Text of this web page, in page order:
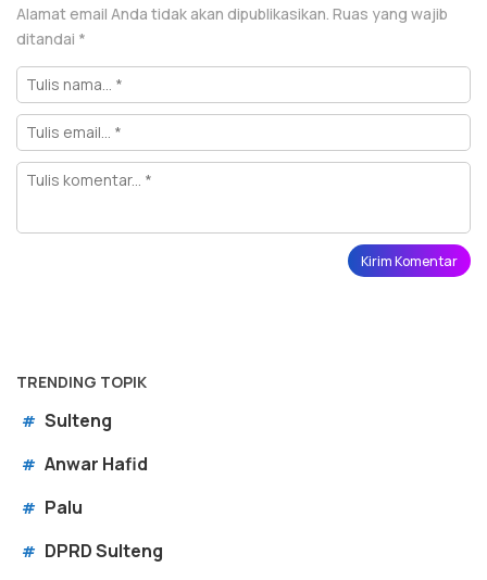
Alamat email Anda tidak akan dipublikasikan. Ruas yang wajib
ditandai *
TRENDING TOPIK
# Sulteng
# Anwar Hafid
# Palu
# DPRD Sulteng